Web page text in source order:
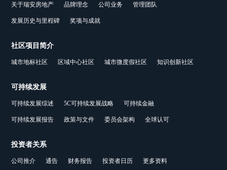
关于瑞安房地产 品牌理念 公司业务 管理团队
发展历史与里程碑 奖项与成就
社区项目简介
城市地标社区 区域中心社区 城市微度假社区 知识创新社区
可持续发展
可持续发展综述 5C可持续发展战略 可持续金融
可持续发展报告 政策与文件 委员会架构 全球认可
投资者关系
公司推介 通告 财务报告 投资者日历 更多资料